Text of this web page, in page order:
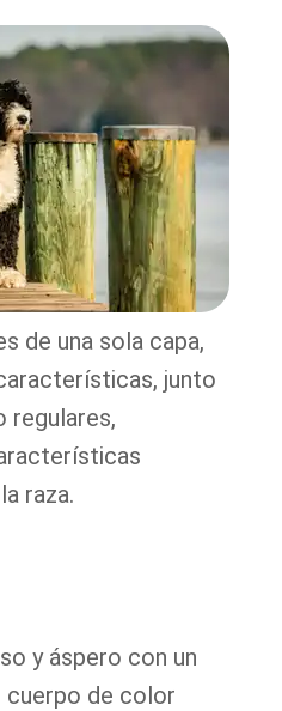
de una sola capa,
junto
regulares,
raza.
y áspero con un
de color